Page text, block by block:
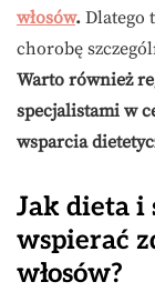
włosów. Dlatego
chorobę
Warto również
specjalistami w
wsparcia
Jak dieta i
wspierać
włosów?